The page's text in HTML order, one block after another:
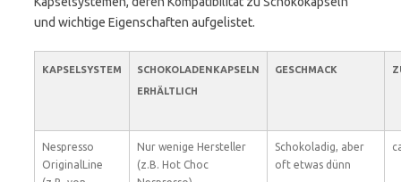
und wichtige Eigenschaften aufgelistet.
KAPSELSYSTEM
SCHOKOLADENKAPSELN
ERHÄLTLICH
GESCHMACK
Nespresso
OriginalLine
Nur wenige Hersteller
(z.B. Hot Choc
Schokoladig, aber
oft etwas dünn